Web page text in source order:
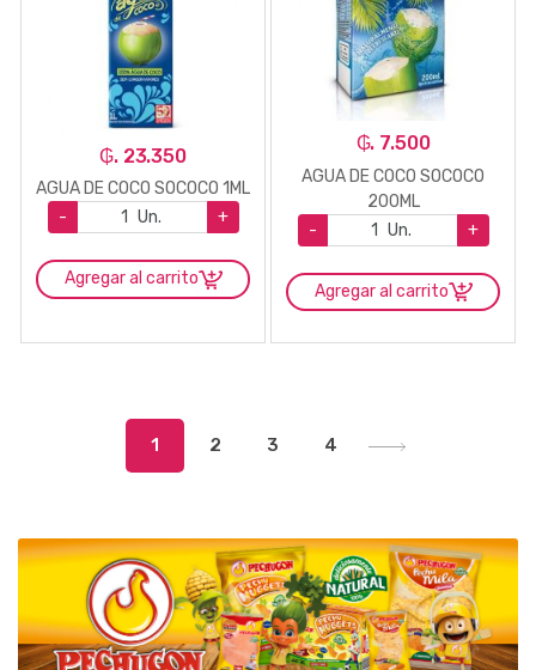
₲. 23.350
AGUA DE COCO SOCOCO 1ML
-
Un. +
Agregar al carrito
₲. 7.500
AGUA DE COCO SOCOCO
200ML
-
Un. +
Agregar al carrito
1 2 3 4